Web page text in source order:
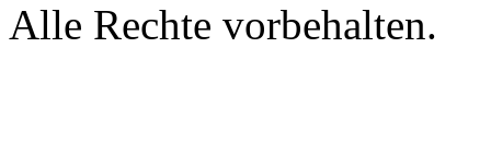
Alle Rechte vorbehalten.